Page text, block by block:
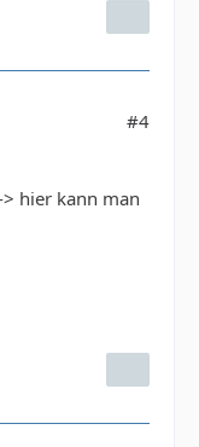
#4
hier kann man